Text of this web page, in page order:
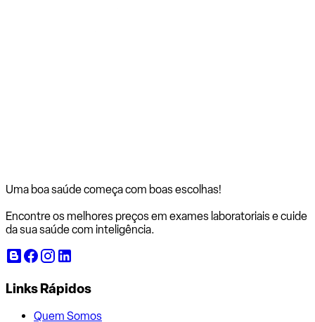
Uma boa saúde começa com boas escolhas!
Encontre os melhores preços em exames laboratoriais e cuide
da sua saúde com inteligência.
Links Rápidos
Quem Somos